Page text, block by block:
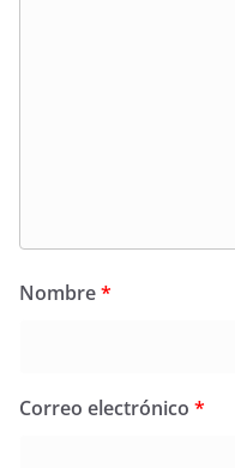
Nombre*
Correo electrónico *